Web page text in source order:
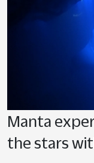
Manta
the stars